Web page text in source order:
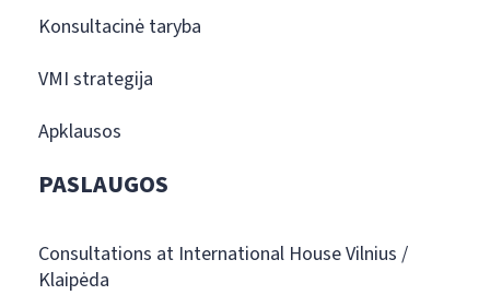
Konsultacinė taryba
VMI strategija
Apklausos
PASLAUGOS
Consultations at International House Vilnius /
Klaipėda